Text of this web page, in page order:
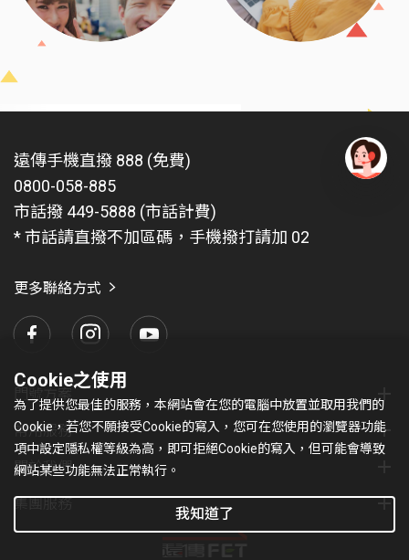
遠傳手機直撥 888 (免費)
0800-058-885
市話撥 449-5888 (市話計費)
* 市話請直撥不加區碼，手機撥打請加 02
更多聯絡方式
常用服務
關於我們
集團服務
Cookie之使用
為了提供您最佳的服務，本網站會在您的電腦中放置並取用我們的
Cookie，若您不願接受Cookie的寫入，您可在您使用的瀏覽器功能
項中設定隱私權等級為高，即可拒絕Cookie的寫入，但可能會導致
網站某些功能無法正常執行。
我知道了